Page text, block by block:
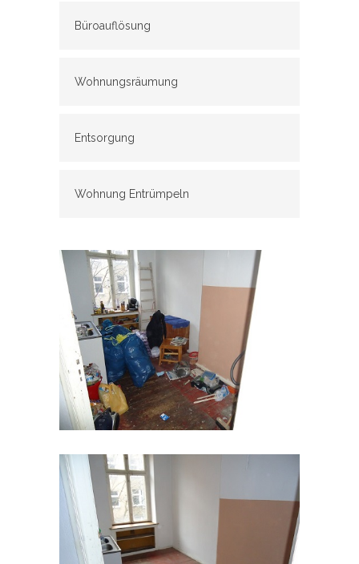
Büroauflösung
Wohnungsräumung
Entsorgung
Wohnung Entrümpeln